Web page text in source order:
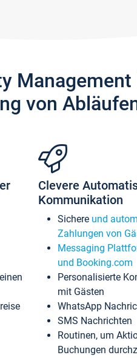
von
Clevere
Kommunikation
Sichere und
Zahlungen von
Messaging
und Booking.com
Personalisierte
mit Gästen
WhatsApp
SMS Nachrichten
Routinen, um
Buchungen